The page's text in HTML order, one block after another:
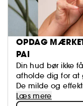
OPDAG
PAI
Din hud bør ikke
afholde dig for at
De milde og
hjulpet flere
Læs mere